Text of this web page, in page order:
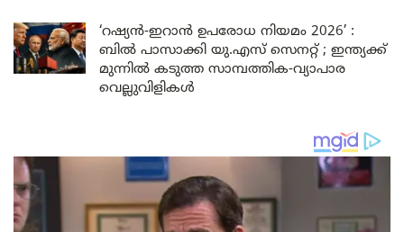
‘റഷ്യൻ-ഇറാൻ ഉപരോധ നിയമം 2026’ :
ബിൽ പാസാക്കി യു.എസ് സെനറ്റ് ; ഇന്ത്യക്ക്
മുന്നിൽ കടുത്ത സാമ്പത്തിക-വ്യാപാര
വെല്ലുവിളികൾ